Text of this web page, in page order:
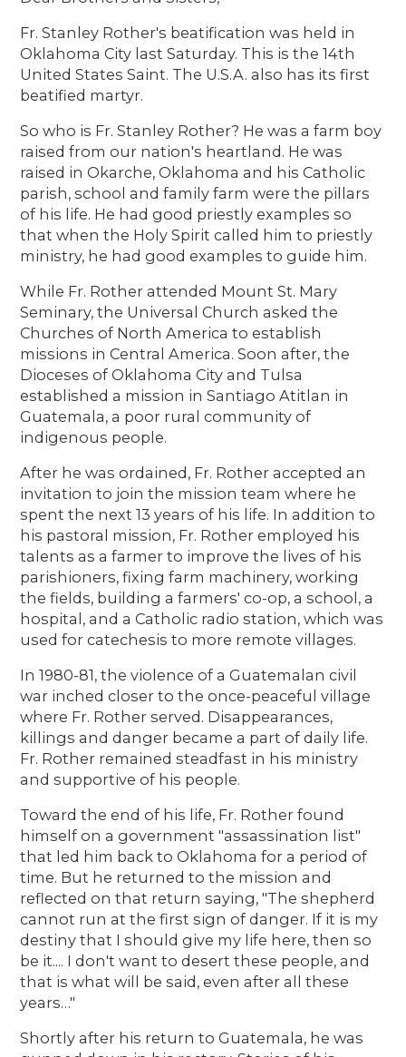
Fr. Stanley Rother's beatification was held in
Oklahoma City last Saturday. This is the 14th
United States Saint. The U.S.A. also has its first
beatified martyr.
So who is Fr. Stanley Rother? He was a farm boy
raised from our nation's heartland. He was
raised in Okarche, Oklahoma and his Catholic
parish, school and family farm were the pillars
of his life. He had good priestly examples so
that when the Holy Spirit called him to priestly
ministry, he had good examples to guide him.
While Fr. Rother attended Mount St. Mary
Seminary, the Universal Church asked the
Churches of North America to establish
missions in Central America. Soon after, the
Dioceses of Oklahoma City and Tulsa
established a mission in Santiago Atitlan in
Guatemala, a poor rural community of
indigenous people.
After he was ordained, Fr. Rother accepted an
invitation to join the mission team where he
spent the next 13 years of his life. In addition to
his pastoral mission, Fr. Rother employed his
talents as a farmer to improve the lives of his
parishioners, fixing farm machinery, working
the fields, building a farmers' co-op, a school, a
hospital, and a Catholic radio station, which was
used for catechesis to more remote villages.
In 1980-81, the violence of a Guatemalan civil
war inched closer to the once-peaceful village
where Fr. Rother served. Disappearances,
killings and danger became a part of daily life.
Fr. Rother remained steadfast in his ministry
and supportive of his people.
Toward the end of his life, Fr. Rother found
himself on a government "assassination list"
that led him back to Oklahoma for a period of
time. But he returned to the mission and
reflected on that return saying, "The shepherd
cannot run at the first sign of danger. If it is my
destiny that I should give my life here, then so
be it.... I don't want to desert these people, and
that is what will be said, even after all these
years…"
Shortly after his return to Guatemala, he was